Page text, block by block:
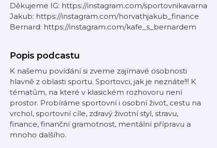
Děkujeme IG: https://instagram.com/sportovnikavarna
Jakub: https://instagram.com/horvathjakub_finance
Bernard: https://instagram.com/kafe_s_bernardem
Popis podcastu
K našemu povídání si zveme zajímavé osobnosti
hlavně z oblasti sportu. Sportovci, jak je neznáte!!! K
tématům, na které v klasickém rozhovoru není
prostor. Probíráme sportovní i osobní život, cestu na
vrchol, sportovní cíle, zdravý životní styl, stravu,
finance, finanční gramotnost, mentální přípravu a
mnoho dalšího.